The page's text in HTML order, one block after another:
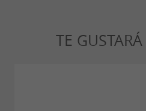
TE GUSTARÁ